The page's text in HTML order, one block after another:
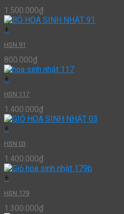
1.500.000₫
+
HSN 91
800.000₫
+
HSN 117
1.400.000₫
+
HSN 03
1.400.000₫
+
HSN 179
1.300.000₫